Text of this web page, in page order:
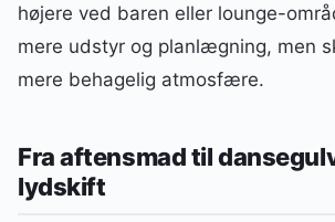
højere ved baren eller lounge-
mere udstyr og planlægning, men
mere behagelig atmosfære.
Fra aftensmad til
lydskift